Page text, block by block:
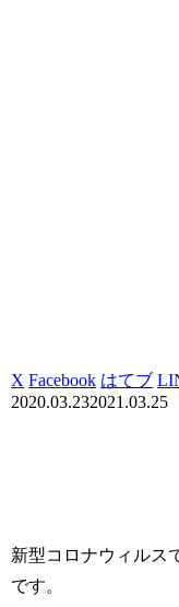
X Facebook はてブ
2020.03.232021.03.25
新型コロナウィルス
です。